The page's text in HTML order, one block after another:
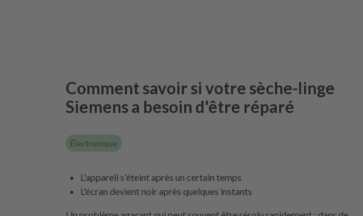
Comment savoir si votre sèche-linge
Siemens a besoin d'être réparé
Électronique
L'appareil s'éteint après un certain temps
L'écran devient noir après quelques instants